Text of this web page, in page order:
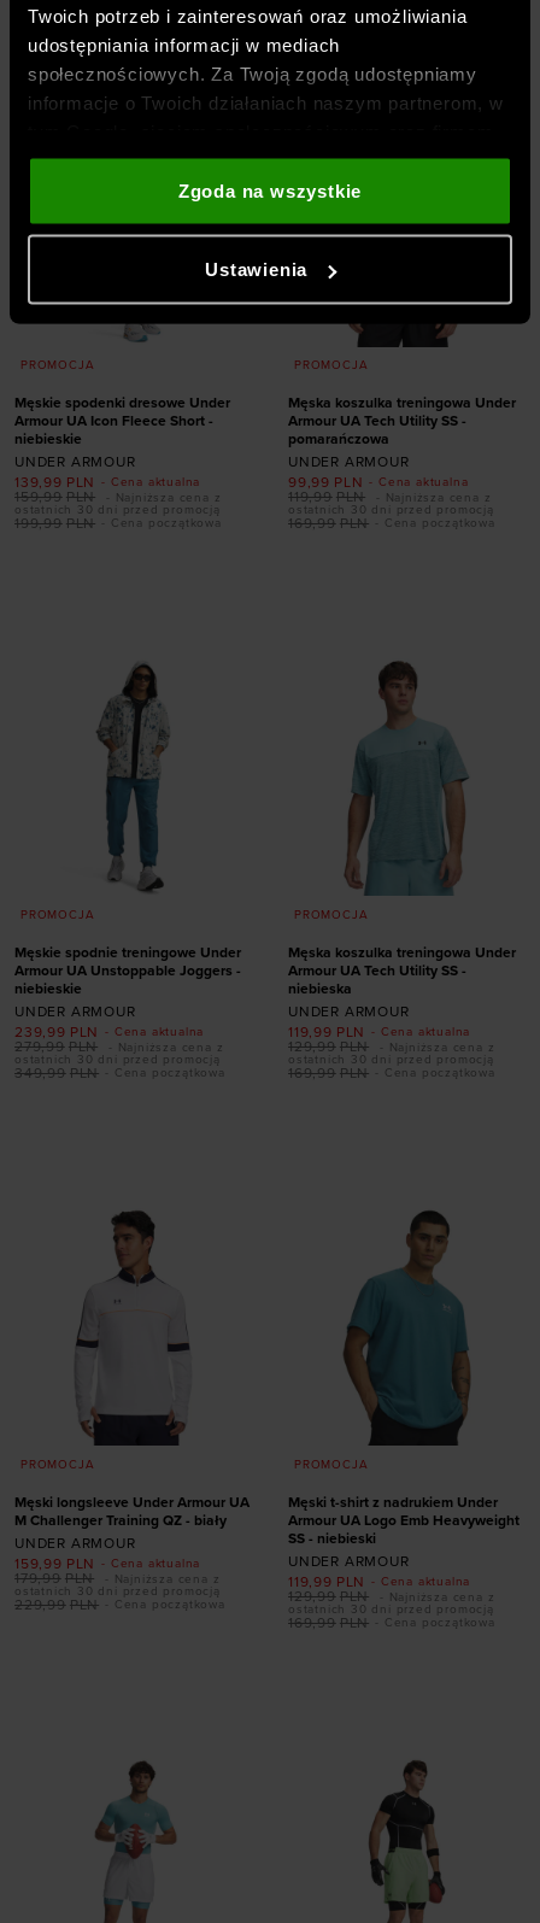
Twoich potrzeb i zainteresowań oraz umożliwiania
udostępniania informacji w mediach
społecznościowych. Za Twoją zgodą udostępniamy
informacje o Twoich działaniach naszym partnerom, w
zajmującym się reklamą i analityką internetową. Nasi
partnerzy mogą łączyć te informacje z innymi, które
podajesz poza tą stroną internetową, a także z
Ciebie z ich usług. Za Twoją zgodą możemy również
przekazywać do naszych partnerów Twoje dane
osobowe w celu kierowania dopasowanych reklam
internetowych i usprawniania sposobu ich
wyświetlania, przeprowadzania badań analitycznych,
dopasowywania treści oraz udoskonalania rozwiązań
oferowanych przez naszych partnerów (np. sieci
społecznościowych). Szczegółowe informacje
znajdziesz w naszej Polityce prywatnościoraz sekcji
Zgoda na wszystkie
Ustawienia
rozmiarze
S M L XL XXL S M L XL XXL
PROMOCJA
Męskie spodenki dresowe Under
Armour UA Icon Fleece Short -
niebieskie
UNDER ARMOUR
- Cena aktualna
139,99 PLN
- Cena początkowa
199,99 PLN
159,99 PLN
- Najniższa cena z
ostatnich 30 dni przed promocją
PROMOCJA
Męska koszulka treningowa Under
Armour UA Tech Utility SS -
pomarańczowa
UNDER ARMOUR
- Cena aktualna
99,99 PLN
- Cena początkowa
169,99 PLN
119,99 PLN
- Najniższa cena z
ostatnich 30 dni przed promocją
PROMOCJA
Męskie spodnie treningowe Under
Armour UA Unstoppable Joggers -
niebieskie
UNDER ARMOUR
- Cena aktualna
239,99 PLN
- Cena początkowa
349,99 PLN
279,99 PLN
- Najniższa cena z
ostatnich 30 dni przed promocją
PROMOCJA
Męska koszulka treningowa Under
Armour UA Tech Utility SS -
niebieska
UNDER ARMOUR
- Cena aktualna
119,99 PLN
- Cena początkowa
169,99 PLN
129,99 PLN
- Najniższa cena z
ostatnich 30 dni przed promocją
PROMOCJA
Męski longsleeve Under Armour UA
M Challenger Training QZ - biały
UNDER ARMOUR
- Cena aktualna
159,99 PLN
- Cena początkowa
229,99 PLN
179,99 PLN
- Najniższa cena z
ostatnich 30 dni przed promocją
PROMOCJA
Męski t-shirt z nadrukiem Under
Armour UA Logo Emb Heavyweight
SS - niebieski
UNDER ARMOUR
- Cena aktualna
119,99 PLN
- Cena początkowa
169,99 PLN
129,99 PLN
- Najniższa cena z
ostatnich 30 dni przed promocją